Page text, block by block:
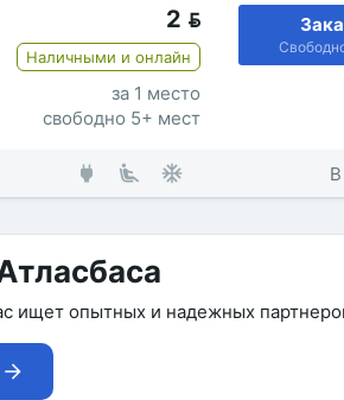
2 
Наличными и онлайн
за 1 место
свободно 5+ мест
ищет опытных и надежных